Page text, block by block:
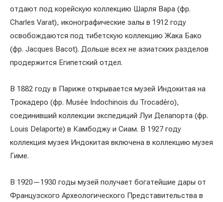
отдают под корейскую коллекцию Шарля Вара (фр.
Charles Varat), иконографические залы в 1912 году
освобождаются под тибетскую коллекцию Жака Бако
(фр. Jacques Bacot). Дольше всех не азиатских разделов
продержится Египетский отдел.
В 1882 году в Париже открывается музей Индокитая на
Трокадеро (фр. Musée Indochinois du Trocadéro),
соединивший коллекции экспедиций Луи Делапорта (фр.
Louis Delaporte) в Камбоджу и Сиам. В 1927 году
коллекция музея Индокитая включена в коллекцию музея
Гиме.
В 1920—1930 годы музей получает богатейшие дары от
Французского Археологического Представительства в